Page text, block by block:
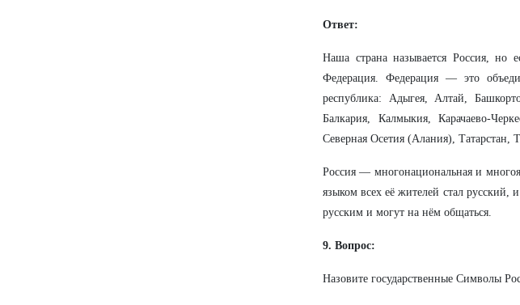
Ответ:
Наша страна называется Россия,
Федерация. Федерация — это
республика: Адыгея, Алтай,
Балкария, Калмыкия, Карачаево-
Северная Осетия (Алания),
Россия — многонациональная и
языком всех её жителей стал
русским и могут на нём общаться.
9. Вопрос:
Назовите государственные Символы